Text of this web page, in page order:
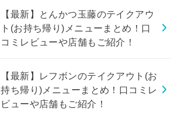
【最新】とんかつ玉藤のテイクアウ
ト(お持ち帰り)メニューまとめ！口
コミレビューや店舗もご紹介！
【最新】レフボンのテイクアウト(お
持ち帰り)メニューまとめ！口コミレ
ビューや店舗もご紹介！